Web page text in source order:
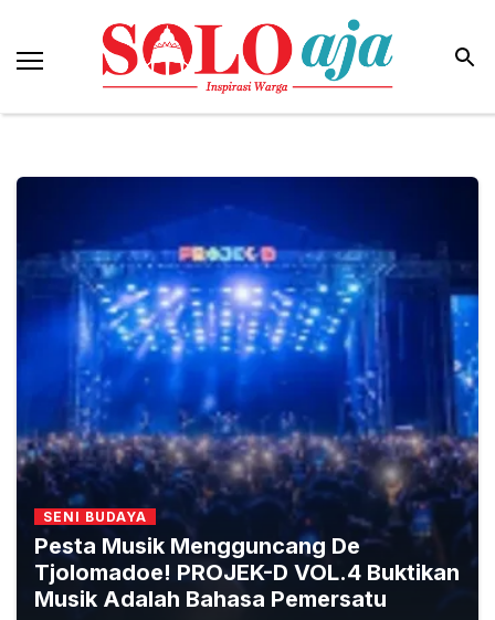
SENI BUDAYA
Pesta Musik Mengguncang De
Tjolomadoe! PROJEK-D VOL.4 Buktikan
Musik Adalah Bahasa Pemersatu